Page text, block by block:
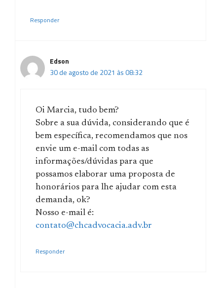
Responder
Edson
30 de agosto de 2021 às 08:32
Oi Marcia, tudo bem?
Sobre a sua dúvida, considerando que é
bem específica, recomendamos que nos
envie um e-mail com todas as
informações/dúvidas para que
possamos elaborar uma proposta de
honorários para lhe ajudar com esta
demanda, ok?
Nosso e-mail é:
contato@chcadvocacia.adv.br
Responder